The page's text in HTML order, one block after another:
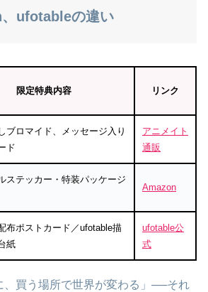
、ufotableの違い
限定特典内容 リンク
ブロマイド、メッセージ入り
ド
アニメイト
通販
ステッカー・特装パッケージ
Amazon
布ポストカード／ufotable描
紙
ufotable公
式
、買う場所で世界が変わる」──それ